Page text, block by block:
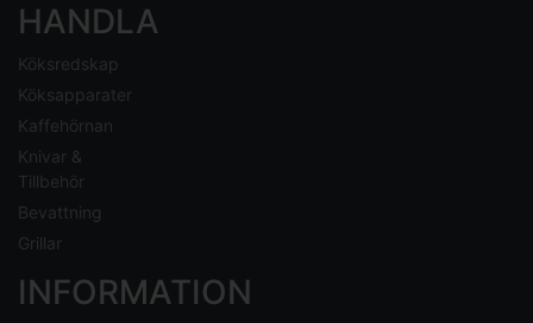
HANDLA
Köksredskap
Köksapparater
Kaffehörnan
Knivar &
Tillbehör
Bevattning
Grillar
INFORMATION